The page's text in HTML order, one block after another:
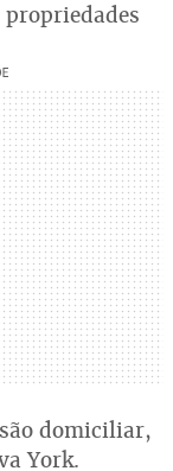
domiciliar,
York.